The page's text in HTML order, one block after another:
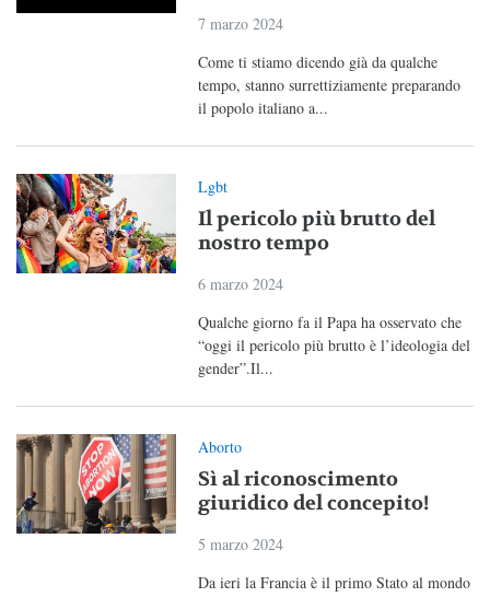
7 marzo 2024
Come ti stiamo dicendo già da qualche
tempo, stanno surrettiziamente preparando
il popolo italiano a...
Lgbt
Il pericolo più brutto del
nostro tempo
6 marzo 2024
Qualche giorno fa il Papa ha osservato che
“oggi il pericolo più brutto è l’ideologia del
gender”.Il...
Aborto
Sì al riconoscimento
giuridico del concepito!
5 marzo 2024
Da ieri la Francia è il primo Stato al mondo